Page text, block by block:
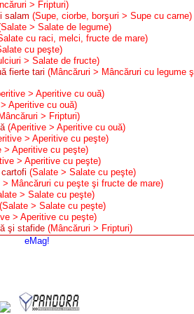
> Fripturi)
salam (Supe, ciorbe, borşuri > Supe cu carne)
> Salate de legume)
cu raci, melci, fructe de mare)
cu peşte)
> Salate de fructe)
fierte tari (Mâncăruri > Mâncăruri cu legume
> Aperitive cu ouă)
Aperitive cu ouă)
> Fripturi)
(Aperitive > Aperitive cu ouă)
> Aperitive cu peşte)
> Aperitive cu peşte)
> Aperitive cu peşte)
(Salate > Salate cu peşte)
> Mâncăruri cu peşte şi fructe de mare)
> Salate cu peşte)
(Salate > Salate cu peşte)
> Aperitive cu peşte)
şi stafide (Mâncăruri > Fripturi)
eMag!